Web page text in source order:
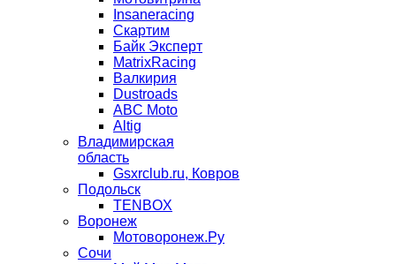
Insaneracing
Скартим
Байк Эксперт
MatrixRacing
Валкирия
Dustroads
ABC Moto
Altig
Владимирская
область
Gsxrclub.ru, Ковров
Подольск
TENBOX
Воронеж
Мотоворонеж.Ру
Сочи